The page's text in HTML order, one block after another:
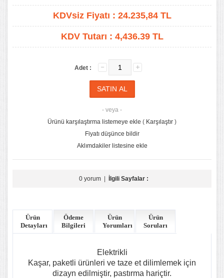
KDVsiz Fiyatı : 24.235,84TL
KDV Tutarı : 4,436.39 TL
Adet :
- veya -
Ürünü karşılaştırma listemeye ekle ( Karşılaştır )
Fiyatı düşünce bildir
Aklımdakiler listesine ekle
0 yorum| İlgili Sayfalar :
Ürün
Detayları
Ödeme
Bilgileri
Ürün
Yorumları
Ürün
Soruları
Elektrikli
Kaşar, paketli ürünleri ve taze et dilimlemek için
dizayn edilmiştir, pastırma hariçtir.